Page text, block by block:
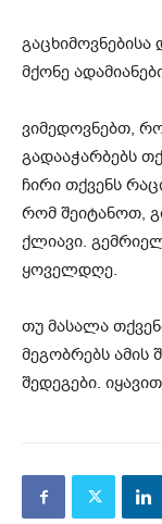
მქონე
ვიმედოვნებთ,
გადააჭარბებს
ჩირი თქვენს
რომ შეიტანოთ,
ქლიავი.
ყოველდღე.
თუ მასალა
მეგობრებს ამის
შედეგები.